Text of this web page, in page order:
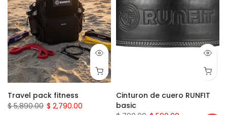
Travel pack fitness
$ 5,890.00 $ 2,790.00
Cinturon de cuero RUNFIT
basic